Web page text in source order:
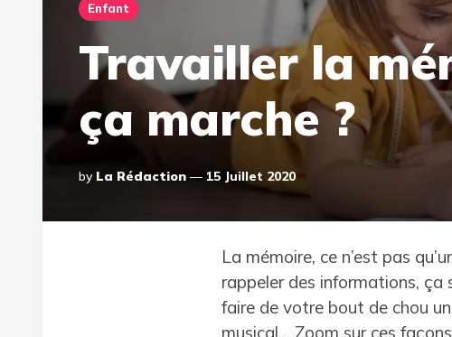
Enfant
Travailler la
ça marche ?
Posted
By La Rédaction 15 Juillet 2020
La mémoire, ce n’est pas
rappeler des informations, ça
faire de votre bout de chou